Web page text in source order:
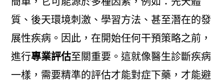
質、後天環境刺激、學習方法、甚至潛在的發
展性疾病。因此，在開始任何干預策略之前，
進行專業評估至關重要。這就像醫生診斷疾病
一樣，需要精準的評估才能對症下藥，才能避